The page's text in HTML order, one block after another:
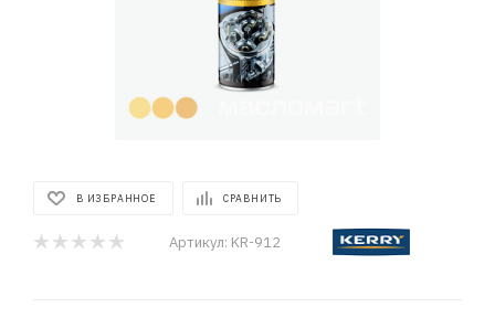
В ИЗБРАННОЕ СРАВНИТЬ
Артикул: KR-912